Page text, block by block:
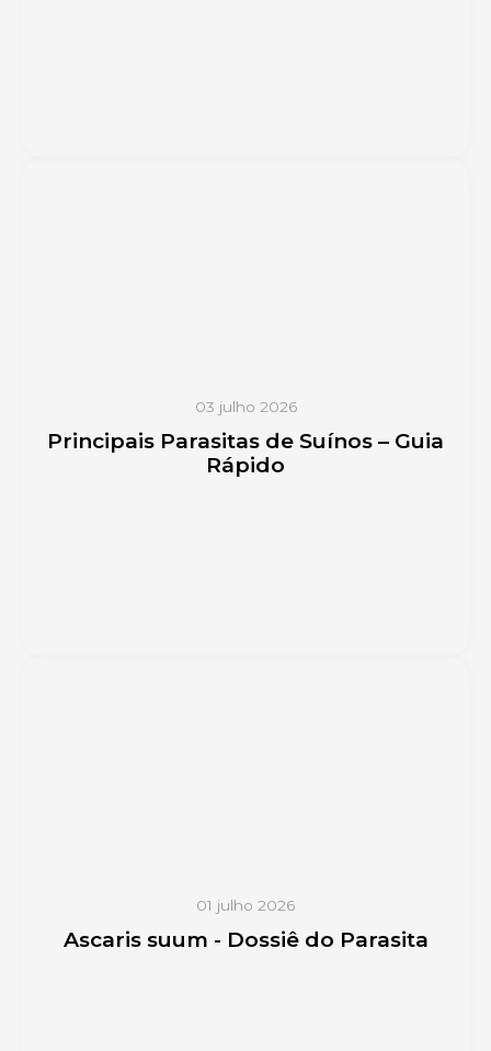
03 julho 2026
Principais Parasitas de Suínos – Guia
Rápido
01 julho 2026
Ascaris suum - Dossiê do Parasita